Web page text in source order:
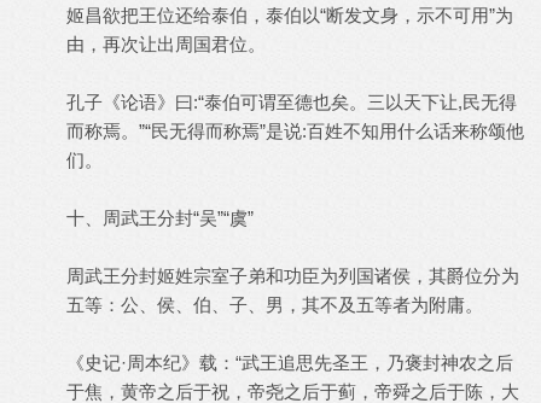
姬昌欲把王位还给泰伯，泰伯以“断发文身，示不可用”为
由，再次让出周国君位。
孔子《论语》曰:“泰伯可谓至德也矣。三以天下让,民无得
而称焉。”“民无得而称焉”是说:百姓不知用什么话来称颂他
们。
十、周武王分封“吴”“虞”
周武王分封姬姓宗室子弟和功臣为列国诸侯，其爵位分为
五等：公、侯、伯、子、男，其不及五等者为附庸。
《史记·周本纪》载：“武王追思先圣王，乃褒封神农之后
于焦，黄帝之后于祝，帝尧之后于蓟，帝舜之后于陈，大